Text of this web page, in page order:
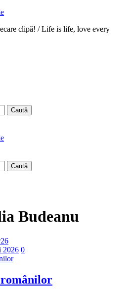
clipă! / Life is life, love every
Budeanu
2026 Număr
0